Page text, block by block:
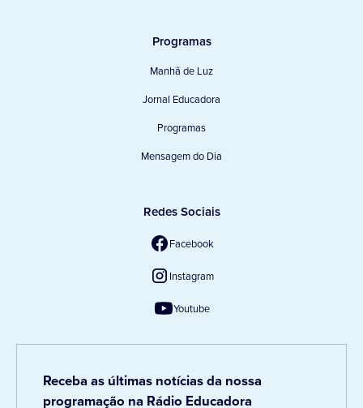
Programas
Manhã de Luz
Jornal Educadora
Programas
Mensagem do Dia
Redes Sociais
Facebook
Instagram
Youtube
Receba as últimas notícias da nossa
programação na Rádio Educadora